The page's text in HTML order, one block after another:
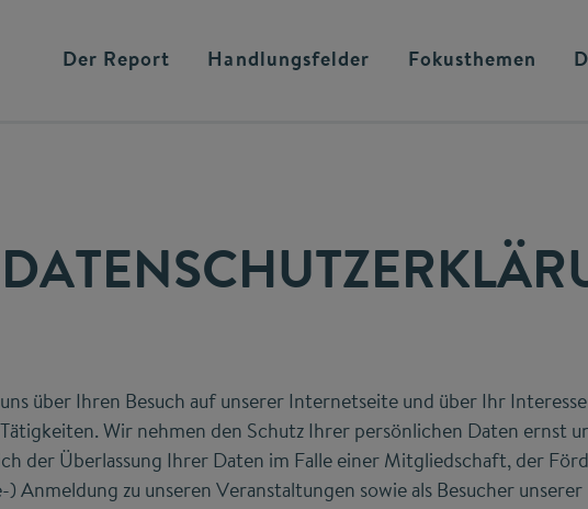
Der Report Handlungsfelder Fokusthemen
über Ihren Besuch auf unserer Internetseite und über Ihr
Wir nehmen den Schutz Ihrer persönlichen Daten ernst
der Überlassung Ihrer Daten im Falle einer Mitgliedschaft, der
Anmeldung zu unseren Veranstaltungen sowie als Besucher